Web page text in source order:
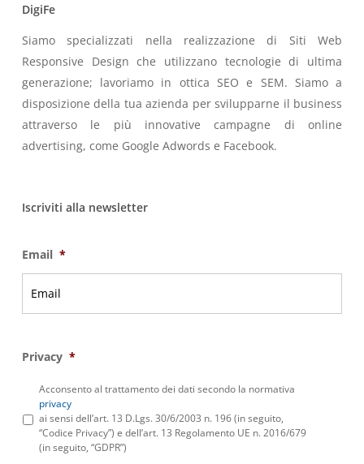
DigiFe
Siamo specializzati nella realizzazione di Siti Web
Responsive Design che utilizzano tecnologie di ultima
generazione; lavoriamo in ottica SEO e SEM. Siamo a
disposizione della tua azienda per svilupparne il business
attraverso le più innovative campagne di online
advertising, come Google Adwords e Facebook.
Iscriviti alla newsletter
Email *
Privacy *
Acconsento al trattamento dei dati secondo la normativa
privacy
ai sensi dell’art. 13 D.Lgs. 30/6/2003 n. 196 (in seguito,
“Codice Privacy”) e dell’art. 13 Regolamento UE n. 2016/679
(in seguito, “GDPR”)